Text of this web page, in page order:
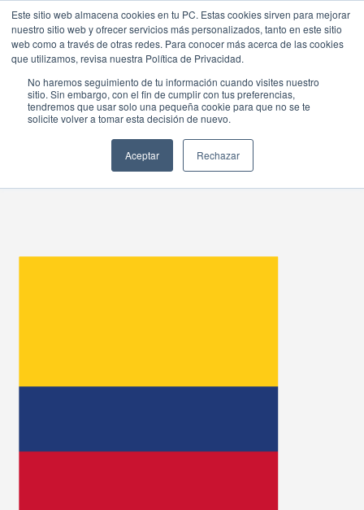
Este sitio web almacena cookies en tu PC. Estas cookies sirven para mejorar
nuestro sitio web y ofrecer servicios más personalizados, tanto en este sitio
web como a través de otras redes. Para conocer más acerca de las cookies
que utilizamos, revisa nuestra Política de Privacidad.
No haremos seguimiento de tu información cuando visites nuestro
sitio. Sin embargo, con el fin de cumplir con tus preferencias,
tendremos que usar solo una pequeña cookie para que no se te
solicite volver a tomar esta decisión de nuevo.
Aceptar Rechazar
NEXSYS CONNECT
ACADEMY